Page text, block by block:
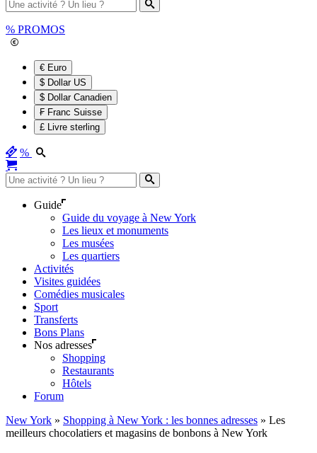
% PROMOS
€ Euro
$ Dollar US
$ Dollar Canadien
₣ Franc Suisse
£ Livre sterling
%
Guide
Guide du voyage à New York
Les lieux et monuments
Les musées
Les quartiers
Activités
Visites guidées
Comédies musicales
Sport
Transferts
Bons Plans
Nos adresses
Shopping
Restaurants
Hôtels
Forum
New York » Shopping à New York : les bonnes adresses » Les
meilleurs chocolatiers et magasins de bonbons à New York